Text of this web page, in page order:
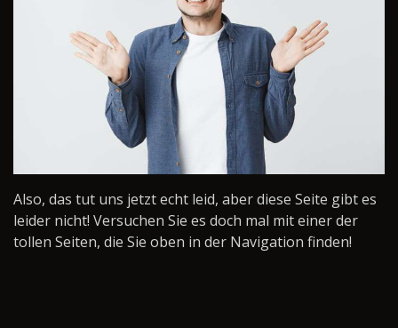
Also, das tut uns jetzt echt leid, aber diese Seite gibt es
leider nicht! Versuchen Sie es doch mal mit einer der
tollen Seiten, die Sie oben in der Navigation finden!